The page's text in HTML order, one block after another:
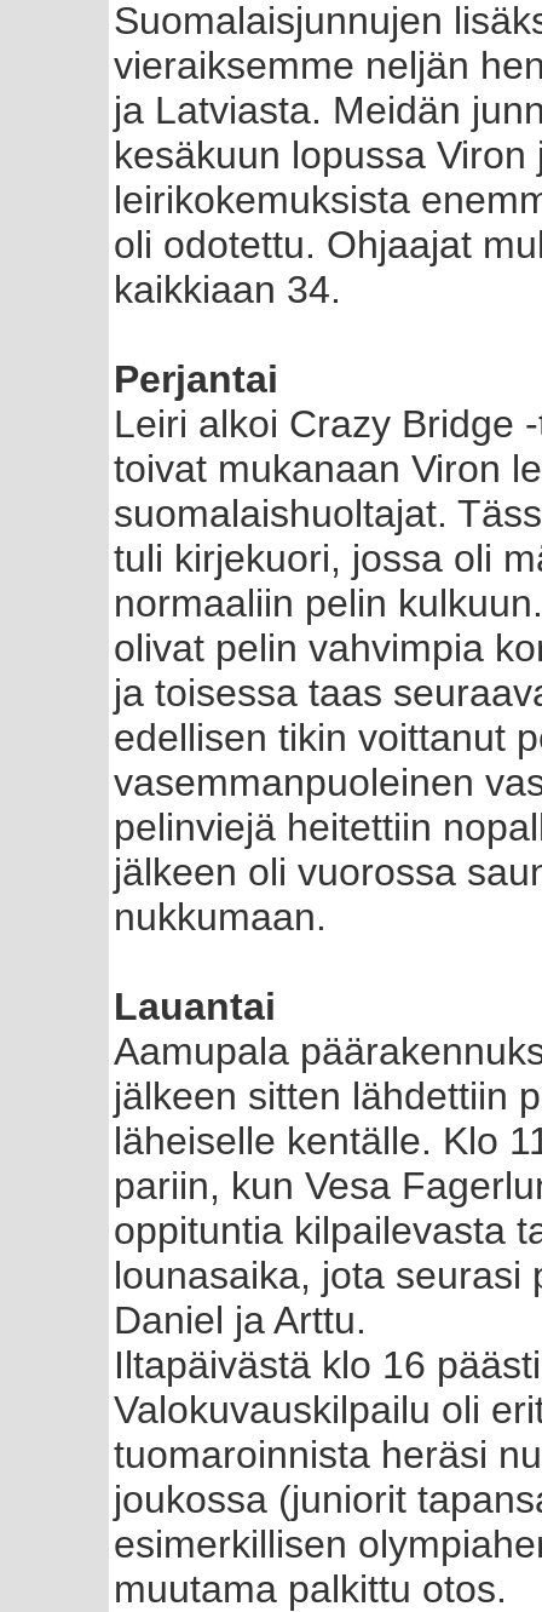
Suomalaisjunnujen
vieraiksemme neljän
ja Latviasta. Meidän
kesäkuun lopussa
leirikokemuksista
oli odotettu. Ohjaajat
kaikkiaan 34.
Perjantai
Leiri alkoi Crazy Bridge
toivat mukanaan Viron
suomalaishuoltajat.
tuli kirjekuori, jossa oli
normaaliin pelin
olivat pelin vahvimpia
ja toisessa taas
edellisen tikin voittanut
vasemmanpuoleinen
pelinviejä heitettiin
jälkeen oli vuorossa
nukkumaan.
Lauantai
Aamupala
jälkeen sitten lähdettiin
läheiselle kentälle. Klo
pariin, kun Vesa
oppituntia kilpailevasta
lounasaika, jota seurasi
Daniel ja Arttu.
Iltapäivästä klo 16
Valokuvauskilpailu oli
tuomaroinnista heräsi
joukossa (juniorit
esimerkillisen
muutama palkittu otos.